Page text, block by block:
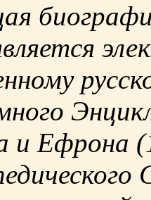
и Ефрона